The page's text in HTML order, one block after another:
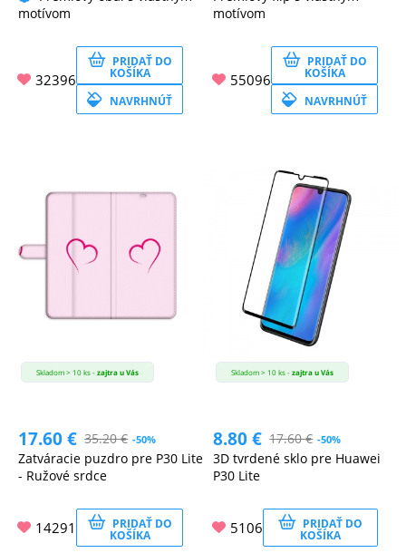
motívom
32396
PRIDAŤ DO
KOŠÍKA
NAVRHNÚŤ
motívom
55096
PRIDAŤ DO
KOŠÍKA
NAVRHNÚŤ
Skladom > 10 ks -zajtra u Vás
17.60€ 35.20€ -50%
Zatváracie puzdro pre P30 Lite
- Ružové srdce
14291 PRIDAŤ DO
KOŠÍKA
Skladom > 10 ks -zajtra u Vás
8.80€ 17.60€ -50%
3D tvrdené sklo pre Huawei
P30 Lite
5106 PRIDAŤ DO
KOŠÍKA